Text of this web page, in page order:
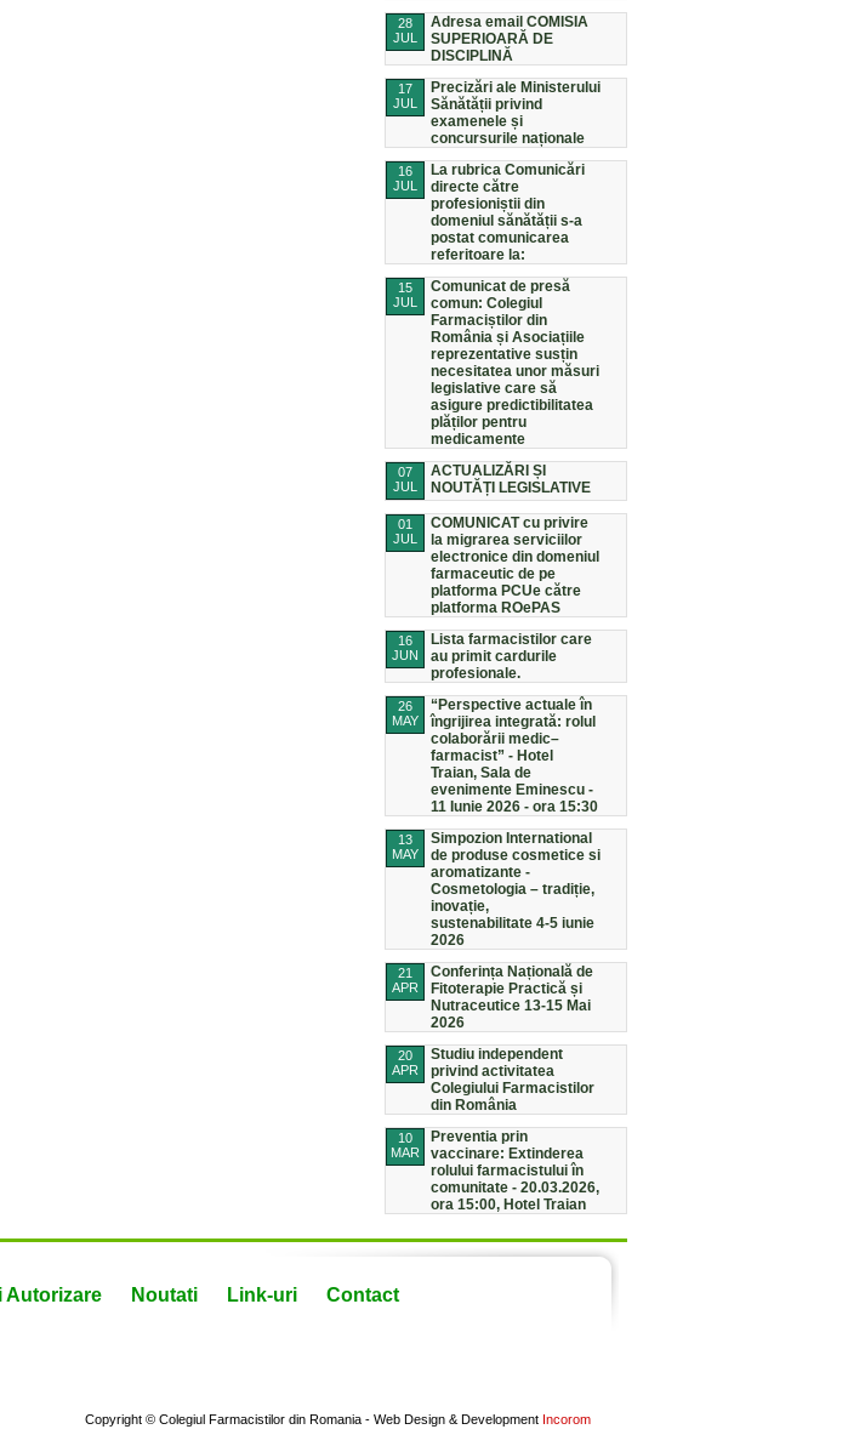
28
JUL
Adresa email COMISIA
SUPERIOARĂ DE
DISCIPLINĂ
17
JUL
Precizări ale Ministerului
Sănătății privind
examenele și
concursurile naționale
16
JUL
La rubrica Comunicări
directe către
profesioniștii din
domeniul sănătății s-a
postat comunicarea
referitoare la:
15
JUL
Comunicat de presă
comun: Colegiul
Farmaciștilor din
România și Asociațiile
reprezentative susțin
necesitatea unor măsuri
legislative care să
asigure predictibilitatea
plăților pentru
medicamente
07
JUL
ACTUALIZĂRI ȘI
NOUTĂȚI LEGISLATIVE
01
JUL
COMUNICAT cu privire
la migrarea serviciilor
electronice din domeniul
farmaceutic de pe
platforma PCUe către
platforma ROePAS
16
JUN
Lista farmacistilor care
au primit cardurile
profesionale.
26
MAY
“Perspective actuale în
îngrijirea integrată: rolul
colaborării medic–
farmacist” - Hotel
Traian, Sala de
evenimente Eminescu -
11 Iunie 2026 - ora 15:30
13
MAY
Simpozion International
de produse cosmetice si
aromatizante -
Cosmetologia – tradiție,
inovație,
sustenabilitate 4-5 iunie
2026
21
APR
Conferința Națională de
Fitoterapie Practică și
Nutraceutice 13-15 Mai
2026
20
APR
Studiu independent
privind activitatea
Colegiului Farmacistilor
din România
10
MAR
Preventia prin
vaccinare: Extinderea
rolului farmacistului în
comunitate - 20.03.2026,
ora 15:00, Hotel Traian
Autorizare Noutati Link-uri Contact
Copyright © Colegiul Farmacistilor din Romania - Web Design & Development Incorom